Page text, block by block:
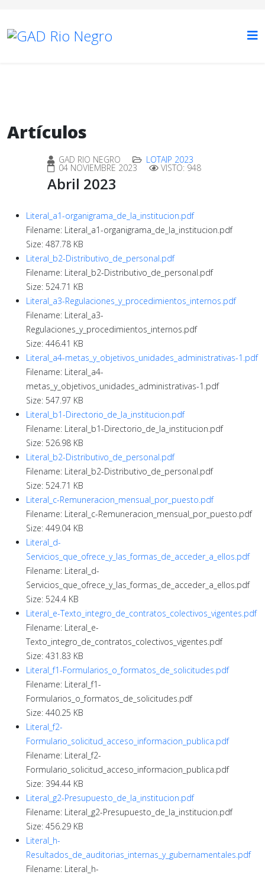
Artículos
GAD RIO NEGRO LOTAIP 2023
04 NOVIEMBRE 2023 VISTO: 948
Abril 2023
Literal_a1-organigrama_de_la_institucion.pdf
Filename: Literal_a1-organigrama_de_la_institucion.pdf
Size: 487.78 KB
Literal_b2-Distributivo_de_personal.pdf
Filename: Literal_b2-Distributivo_de_personal.pdf
Size: 524.71 KB
Literal_a3-Regulaciones_y_procedimientos_internos.pdf
Filename: Literal_a3-
Regulaciones_y_procedimientos_internos.pdf
Size: 446.41 KB
Literal_a4-metas_y_objetivos_unidades_administrativas-1.pdf
Filename: Literal_a4-
metas_y_objetivos_unidades_administrativas-1.pdf
Size: 547.97 KB
Literal_b1-Directorio_de_la_institucion.pdf
Filename: Literal_b1-Directorio_de_la_institucion.pdf
Size: 526.98 KB
Literal_b2-Distributivo_de_personal.pdf
Filename: Literal_b2-Distributivo_de_personal.pdf
Size: 524.71 KB
Literal_c-Remuneracion_mensual_por_puesto.pdf
Filename: Literal_c-Remuneracion_mensual_por_puesto.pdf
Size: 449.04 KB
Literal_d-
Servicios_que_ofrece_y_las_formas_de_acceder_a_ellos.pdf
Filename: Literal_d-
Servicios_que_ofrece_y_las_formas_de_acceder_a_ellos.pdf
Size: 524.4 KB
Literal_e-Texto_integro_de_contratos_colectivos_vigentes.pdf
Filename: Literal_e-
Texto_integro_de_contratos_colectivos_vigentes.pdf
Size: 431.83 KB
Literal_f1-Formularios_o_formatos_de_solicitudes.pdf
Filename: Literal_f1-
Formularios_o_formatos_de_solicitudes.pdf
Size: 440.25 KB
Literal_f2-
Formulario_solicitud_acceso_informacion_publica.pdf
Filename: Literal_f2-
Formulario_solicitud_acceso_informacion_publica.pdf
Size: 394.44 KB
Literal_g2-Presupuesto_de_la_institucion.pdf
Filename: Literal_g2-Presupuesto_de_la_institucion.pdf
Size: 456.29 KB
Literal_h-
Resultados_de_auditorias_internas_y_gubernamentales.pdf
Filename: Literal_h-